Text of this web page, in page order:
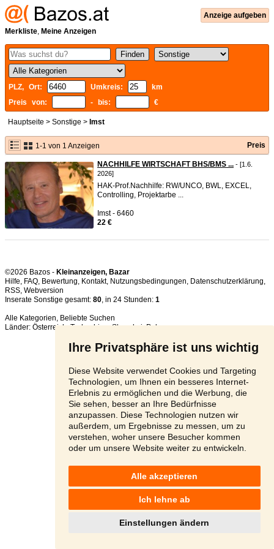
Ihre Privatsphäre ist uns wichtig
Diese Website verwendet Cookies und Targeting
Technologien, um Ihnen ein besseres Internet-
Erlebnis zu ermöglichen und die Werbung, die
Sie sehen, besser an Ihre Bedürfnisse
anzupassen. Diese Technologien nutzen wir
außerdem, um Ergebnisse zu messen, um zu
verstehen, woher unsere Besucher kommen
oder um unsere Website weiter zu entwickeln.
Alle akzeptieren
Ich lehne ab
Einstellungen ändern
Anzeige aufgeben
Merkliste, Meine Anzeigen
PLZ, Ort: Umkreis:
km
Preis von:
- bis: €
Hauptseite > Sonstige > Imst
1-1 von 1 Anzeigen Preis
NACHHILFE WIRTSCHAFT BHS/BMS ... - [1.6.
2026]
HAK-Prof.Nachhilfe: RW/UNCO, BWL, EXCEL,
Controlling, Projektarbe ...
Imst - 6460
22 €
©2026 Bazos - Kleinanzeigen, Bazar
Hilfe, FAQ, Bewertung, Kontakt, Nutzungsbedingungen, Datenschutzerklärung,
RSS,
Inserate Sonstige gesamt: 80, in 24 Stunden: 1
Alle Kategorien, Beliebte Suchen
Länder: Österreich,Tschechien,Slowakei,Polen